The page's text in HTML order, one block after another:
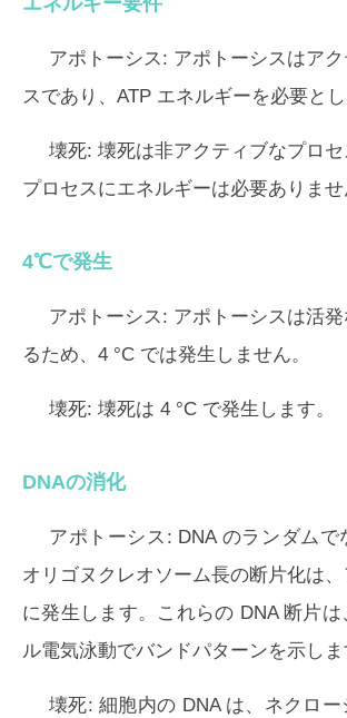
アポトーシス: アポトーシスはア
スであり、ATP エネルギーを必要とし
壊死: 壊死は非アクティブなプロセ
プロセスにエネルギーは必要ありませ
4℃で発生
アポトーシス: アポトーシスは活
るため、4 °C では発生しません。
壊死: 壊死は 4 °C で発生します。
DNAの消化
アポトーシス: DNA のランダム
オリゴヌクレオソーム長の断片化は
に発生します。これらの DNA 断片
ル電気泳動でバンドパターンを示しま
壊死: 細胞内の DNA は、ネクロ